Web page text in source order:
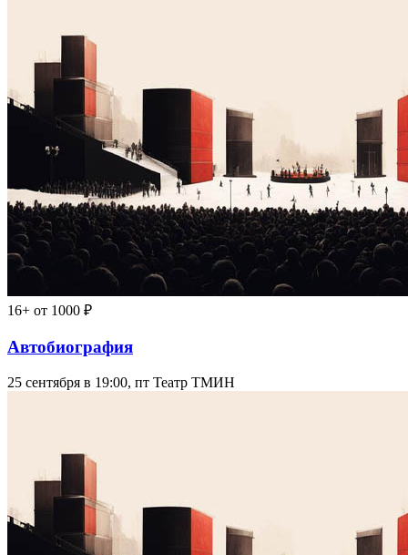
16+ от 1000 ₽
Автобиография
25 сентября в 19:00, пт Театр ТМИН